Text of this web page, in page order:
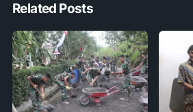
Related Posts